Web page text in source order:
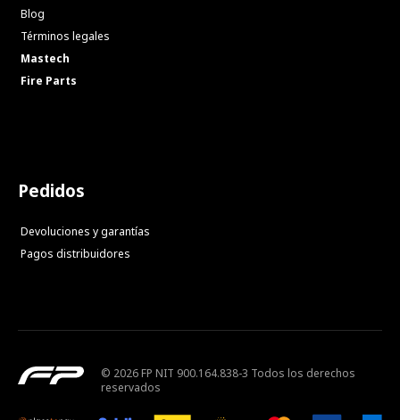
Blog
Términos legales
Mastech
Fire Parts
Pedidos
Devoluciones y garantías
Pagos distribuidores
© 2026 FP NIT 900.164.838-3 Todos los derechos
reservados